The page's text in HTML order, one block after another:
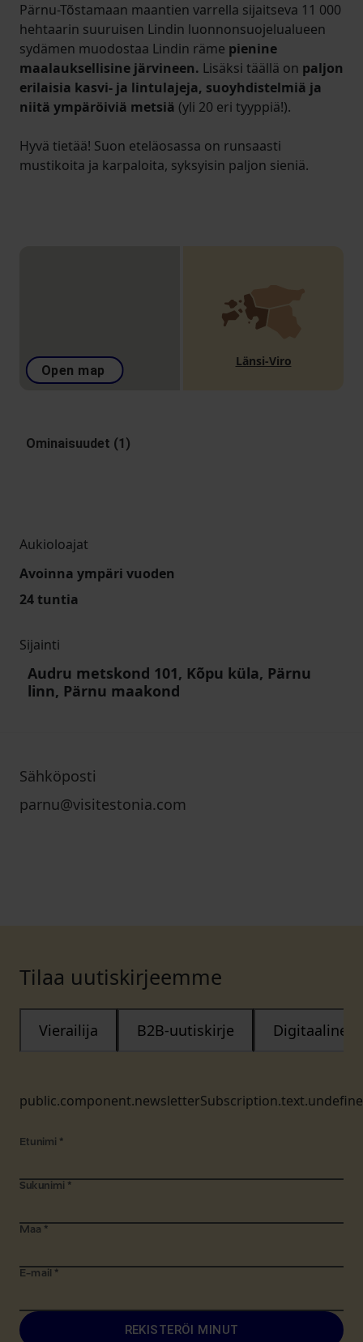
Pärnu-Tõstamaan maantien varrella sijaitseva 11 000
hehtaarin suuruisen Lindin luonnonsuojelualueen
sydämen muodostaa Lindin räme pienine
maalauksellisine järvineen. Lisäksi täällä on paljon
erilaisia kasvi- ja lintulajeja, suoyhdistelmiä ja
niitä ympäröiviä metsiä (yli 20 eri tyyppiä!).
Hyvä tietää! Suon eteläosassa on runsaasti
mustikoita ja karpaloita, syksyisin paljon sieniä.
Open map
Länsi-Viro
Ominaisuudet (1)
Aukioloajat
Avoinna ympäri vuoden
24 tuntia
Sijainti
Audru metskond 101, Kõpu küla, Pärnu
linn, Pärnu maakond
Sähköposti
parnu@visitestonia.com
Tilaa uutiskirjeemme
Vierailija B2B-uutiskirje Digitaalinen
Etunimi *
Sukunimi *
Maa *
E-mail *
REKISTERÖI MINUT